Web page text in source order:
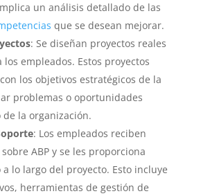
un análisis detallado de las
que se desean mejorar.
: Se diseñan proyectos reales
empleados. Estos proyectos
los objetivos estratégicos de la
problemas o oportunidades
la organización.
: Los empleados reciben
ABP y se les proporciona
lo largo del proyecto. Esto incluye
herramientas de gestión de